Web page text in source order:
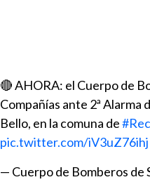
🔴 AHORA: el Cuerpo de
Compañías ante 2ª Alarma
Bello, en la comuna de
pic.twitter.com/iV3uZ76ihj
— Cuerpo de Bomberos de